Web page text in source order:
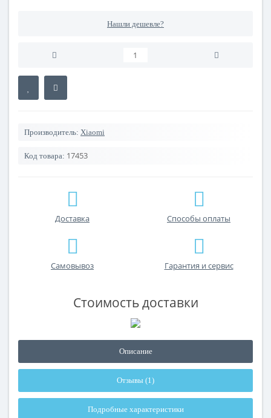
Нашли дешевле?
Производитель: Xiaomi
Код товара: 17453
Доставка Способы оплаты
Самовывоз Гарантия и сервис
Стоимость доставки
Описание
Отзывы (1)
Подробные характеристики